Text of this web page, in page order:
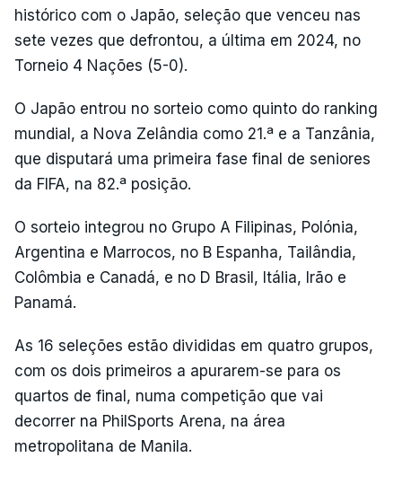
histórico com o Japão, seleção que venceu nas
sete vezes que defrontou, a última em 2024, no
Torneio 4 Nações (5-0).
O Japão entrou no sorteio como quinto do ranking
mundial, a Nova Zelândia como 21.ª e a Tanzânia,
que disputará uma primeira fase final de seniores
da FIFA, na 82.ª posição.
O sorteio integrou no Grupo A Filipinas, Polónia,
Argentina e Marrocos, no B Espanha, Tailândia,
Colômbia e Canadá, e no D Brasil, Itália, Irão e
Panamá.
As 16 seleções estão divididas em quatro grupos,
com os dois primeiros a apurarem-se para os
quartos de final, numa competição que vai
decorrer na PhilSports Arena, na área
metropolitana de Manila.